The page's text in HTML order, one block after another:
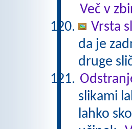
Več v
Vrsta
da je
druge
slikami
lahko